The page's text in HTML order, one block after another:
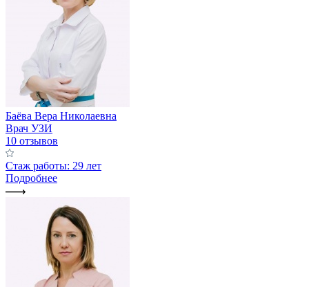
Баёва Вера Николаевна
Врач УЗИ
10 отзывов
Стаж работы: 29 лет
Подробнее